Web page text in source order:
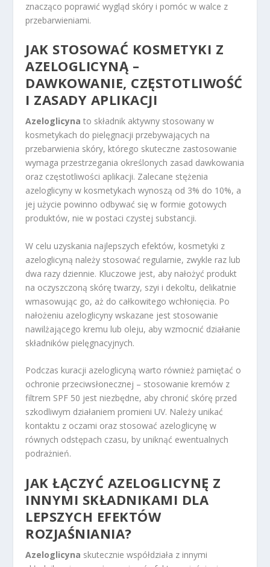
znacząco poprawić wygląd skóry i pomóc w walce z
przebarwieniami.
JAK STOSOWAĆ KOSMETYKI Z
AZELOGLICYNĄ –
DAWKOWANIE, CZĘSTOTLIWOŚĆ
I ZASADY APLIKACJI
Azeloglicyna to składnik aktywny stosowany w
kosmetykach do pielęgnacji przebywających na
przebarwienia skóry, którego skuteczne zastosowanie
wymaga przestrzegania określonych zasad dawkowania
oraz częstotliwości aplikacji. Zalecane stężenia
azeloglicyny w kosmetykach wynoszą od 3% do 10%, a
jej użycie powinno odbywać się w formie gotowych
produktów, nie w postaci czystej substancji.
W celu uzyskania najlepszych efektów, kosmetyki z
azeloglicyną należy stosować regularnie, zwykle raz lub
dwa razy dziennie. Kluczowe jest, aby nałożyć produkt
na oczyszczoną skórę twarzy, szyi i dekoltu, delikatnie
wmasowując go, aż do całkowitego wchłonięcia. Po
nałożeniu azeloglicyny wskazane jest stosowanie
nawilżającego kremu lub oleju, aby wzmocnić działanie
składników pielęgnacyjnych.
Podczas kuracji azeloglicyną warto również pamiętać o
ochronie przeciwsłonecznej – stosowanie kremów z
filtrem SPF 50 jest niezbędne, aby chronić skórę przed
szkodliwym działaniem promieni UV. Należy unikać
kontaktu z oczami oraz stosować azeloglicynę w
równych odstępach czasu, by uniknąć ewentualnych
podrażnień.
JAK ŁĄCZYĆ AZELOGLICYNĘ Z
INNYMI SKŁADNIKAMI DLA
LEPSZYCH EFEKTÓW
ROZJAŚNIANIA?
Azeloglicyna skutecznie współdziała z innymi